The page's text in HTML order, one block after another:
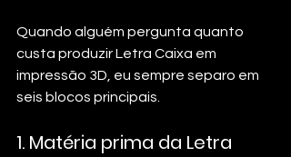
Quando alguém pergunta quanto
custa produzir Letra Caixa em
impressão 3D, eu sempre separo em
seis blocos principais.
1. Matéria prima da Letra